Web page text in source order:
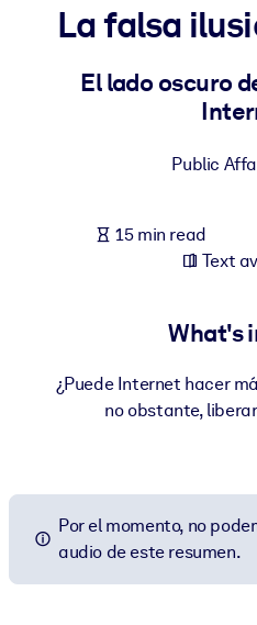
For LMS/LXP
Bring bite-sized, verified
For Corporate Libraries
knowledge.
La falsa
El lado oscuro
Public
15 min read
Text
What's
¿Puede Internet hacer
no obstante,
Por el momento, no
audio de este resumen.